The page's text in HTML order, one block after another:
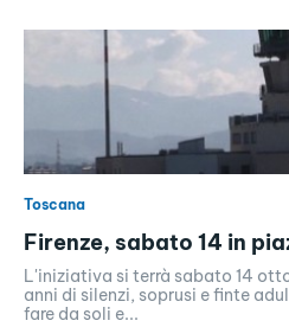
Toscana
Firenze, sabato 14 in
L'iniziativa si terrà sabato 14
anni di silenzi, soprusi e finte
fare da soli e...